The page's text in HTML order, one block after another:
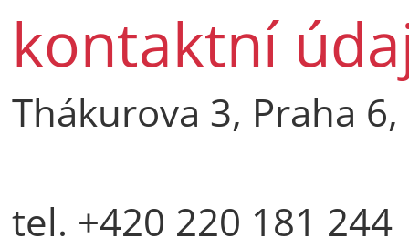
kontaktní
Thákurova 3, Praha
tel. +420 220 181 244